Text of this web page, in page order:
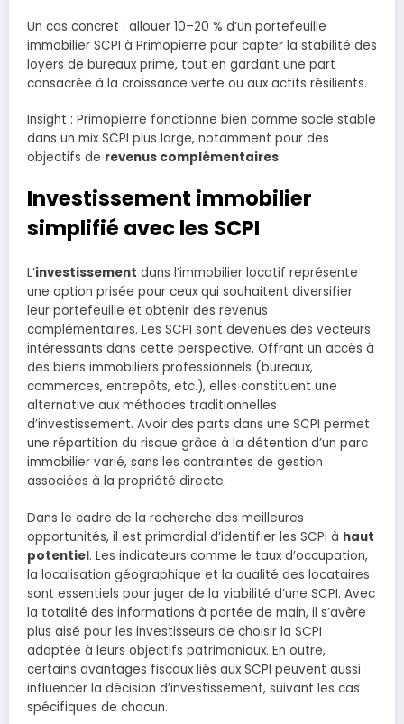
Un cas concret : allouer 10–20 % d’un portefeuille
immobilier SCPI à Primopierre pour capter la stabilité des
loyers de bureaux prime, tout en gardant une part
consacrée à la croissance verte ou aux actifs résilients.
Insight : Primopierre fonctionne bien comme socle stable
dans un mix SCPI plus large, notamment pour des
objectifs de revenus complémentaires.
Investissement immobilier
simplifié avec les SCPI
L’investissement dans l’immobilier locatif représente
une option prisée pour ceux qui souhaitent diversifier
leur portefeuille et obtenir des revenus
complémentaires. Les SCPI sont devenues des vecteurs
intéressants dans cette perspective. Offrant un accès à
des biens immobiliers professionnels (bureaux,
commerces, entrepôts, etc.), elles constituent une
alternative aux méthodes traditionnelles
d’investissement. Avoir des parts dans une SCPI permet
une répartition du risque grâce à la détention d’un parc
immobilier varié, sans les contraintes de gestion
associées à la propriété directe.
Dans le cadre de la recherche des meilleures
opportunités, il est primordial d’identifier les SCPI à haut
potentiel. Les indicateurs comme le taux d’occupation,
la localisation géographique et la qualité des locataires
sont essentiels pour juger de la viabilité d’une SCPI. Avec
la totalité des informations à portée de main, il s’avère
plus aisé pour les investisseurs de choisir la SCPI
adaptée à leurs objectifs patrimoniaux. En outre,
certains avantages fiscaux liés aux SCPI peuvent aussi
influencer la décision d’investissement, suivant les cas
spécifiques de chacun.